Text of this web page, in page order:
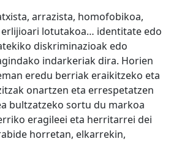
arrazista, homofobikoa,
lotutakoa… identitate edo
diskriminazioak edo
indarkeriak dira. Horien
eredu berriak eraikitzeko eta
onartzen eta errespetatzen
bultzatzeko sortu du markoa
eragileei eta herritarrei dei
horretan, elkarrekin,